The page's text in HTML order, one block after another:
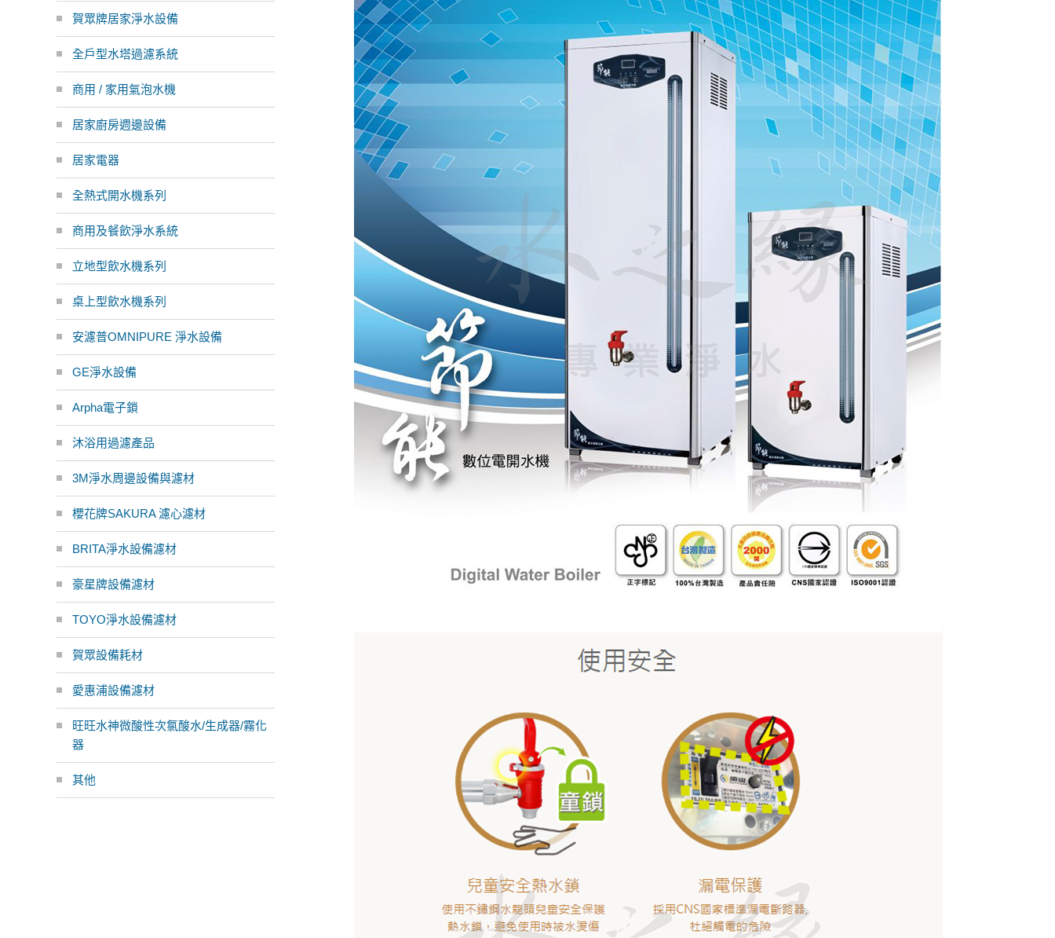
賀眾牌居家淨水設備
全戶型水塔過濾系統
商用 / 家用氣泡水機
居家廚房週邊設備
居家電器
全熱式開水機系列
商用及餐飲淨水系統
立地型飲水機系列
桌上型飲水機系列
安濾普OMNIPURE 淨水設備
GE淨水設備
Arpha電子鎖
沐浴用過濾產品
3M淨水周邊設備與濾材
櫻花牌SAKURA 濾心濾材
BRITA淨水設備濾材
豪星牌設備濾材
TOYO淨水設備濾材
賀眾設備耗材
愛惠浦設備濾材
旺旺水神微酸性次氯酸水/生成器/霧化
器
其他